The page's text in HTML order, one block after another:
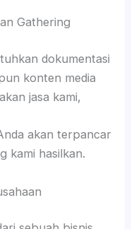
Gathering
dokumentasi
konten media
jasa kami,
akan terpancar
kami hasilkan.